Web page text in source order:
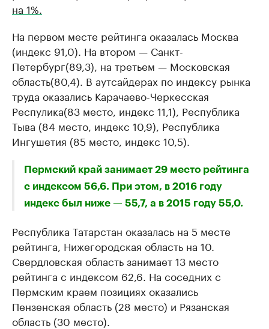
на 1%.
На первом месте рейтинга оказалась Москва
(индекс 91,0). На втором — Санкт-
Петербург(89,3), на третьем — Московская
область(80,4). В аутсайдерах по индексу рынка
труда оказались Карачаево-Черкесская
Респулика(83 место, индекс 11,1), Республика
Тыва (84 место, индекс 10,9), Республика
Ингушетия (85 место, индекс 10,5).
Пермский край занимает 29 место рейтинга
с индексом 56,6. При этом, в 2016 году
индекс был ниже — 55,7, а в 2015 году 55,0.
Республика Татарстан оказалась на 5 месте
рейтинга, Нижегородская область на 10.
Свердловская область занимает 13 место
рейтинга с индексом 62,6. На соседних с
Пермским краем позициях оказались
Пензенская область (28 место) и Рязанская
область (30 место).